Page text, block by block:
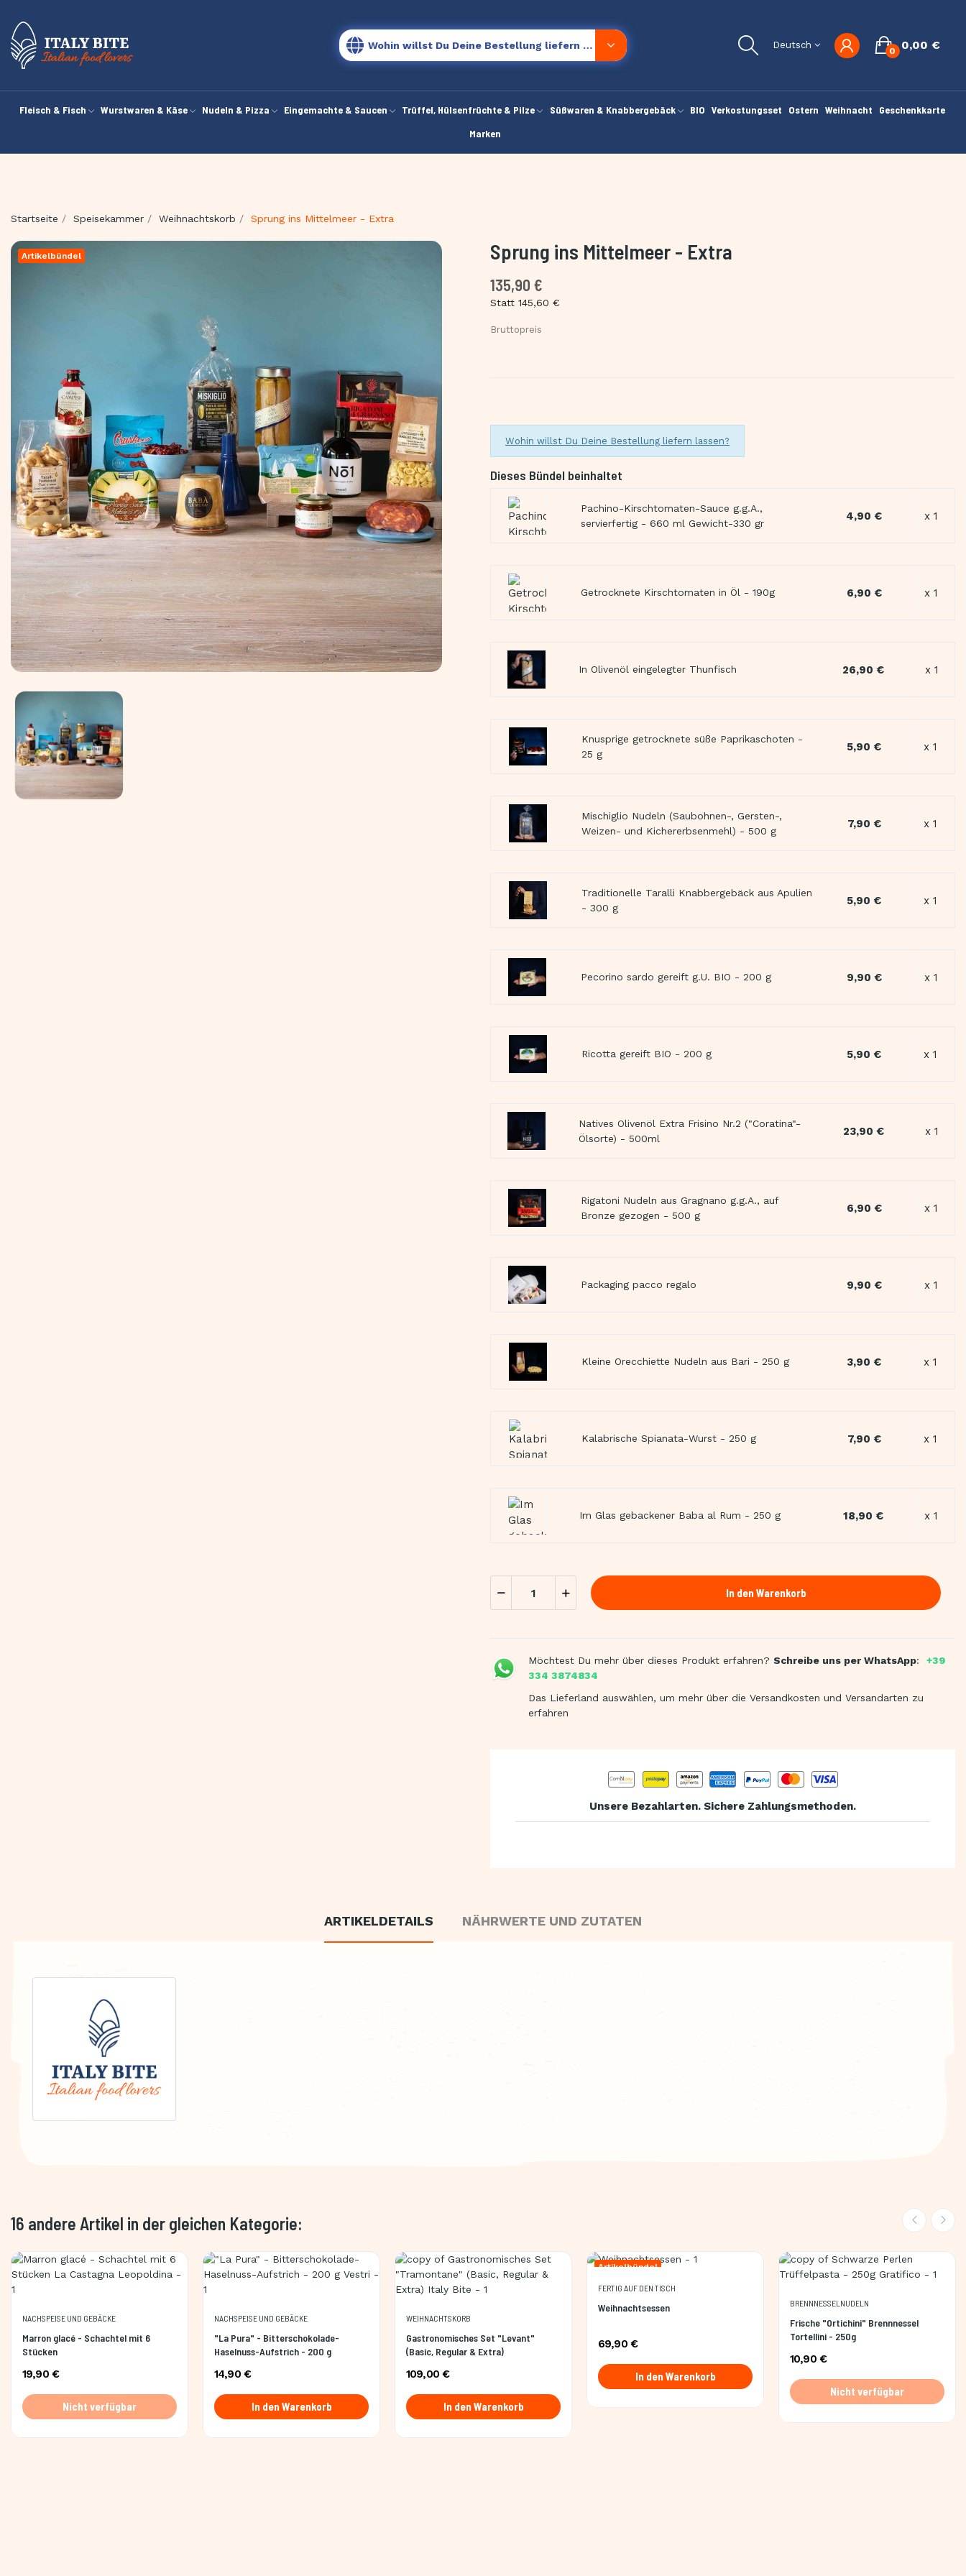
Wohin willst Du Deine Bestellung liefern lassen? Deutsch 0,00 €
0
Fleisch & Fisch Wurstwaren & Käse Nudeln & Pizza Eingemachte & Saucen Trüffel, Hülsenfrüchte & Pilze Süßwaren & Knabbergebäck BIO Verkostungsset Ostern Weihnacht
Geschenkkarte
Marken
Startseite Speisekammer Weihnachtskorb Sprung ins Mittelmeer - Extra
Artikelbündel Sprung ins Mittelmeer - Extra
135,90 €
Statt 145,60 €
Bruttopreis
Wohin willst Du Deine Bestellung liefern lassen?
Dieses Bündel beinhaltet
Pachino-Kirschtomaten-Sauce g.g.A.,
servierfertig - 660 ml Gewicht-330 gr
4,90 € x 1
Getrocknete Kirschtomaten in Öl - 190g 6,90 € x 1
In Olivenöl eingelegter Thunfisch 26,90 € x 1
Knusprige getrocknete süße Paprikaschoten -
25 g
5,90 € x 1
Mischiglio Nudeln (Saubohnen-, Gersten-,
Weizen- und Kichererbsenmehl) - 500 g
7,90 € x 1
Traditionelle Taralli Knabbergebäck aus Apulien
- 300 g
5,90 € x 1
Pecorino sardo gereift g.U. BIO - 200 g 9,90 € x 1
Ricotta gereift BIO - 200 g 5,90 € x 1
Natives Olivenöl Extra Frisino Nr.2 ("Coratina"-
Ölsorte) - 500ml
23,90 € x 1
Rigatoni Nudeln aus Gragnano g.g.A., auf
Bronze gezogen - 500 g
6,90 € x 1
Packaging pacco regalo 9,90 € x 1
Kleine Orecchiette Nudeln aus Bari - 250 g 3,90 € x 1
Kalabrische Spianata-Wurst - 250 g 7,90 € x 1
Im Glas gebackener Baba al Rum - 250 g 18,90 € x 1
In den Warenkorb
Möchtest Du mehr über dieses Produkt erfahren? Schreibe uns per WhatsApp:
+39
334 3874834
Das Lieferland auswählen, um mehr über die Versandkosten und Versandarten zu
erfahren
Unsere Bezahlarten. Sichere Zahlungsmethoden.
ARTIKELDETAILS NÄHRWERTE UND ZUTATEN
16 andere Artikel in der gleichen Kategorie:
NACHSPEISE UND GEBÄCKE
Marron glacé - Schachtel mit 6
Stücken
19,90 €
Nicht verfügbar
NACHSPEISE UND GEBÄCKE
"La Pura" - Bitterschokolade-
Haselnuss-Aufstrich - 200 g
14,90 €
In den Warenkorb
WEIHNACHTSKORB
Gastronomisches Set "Levant"
(Basic, Regular & Extra)
109,00 €
In den Warenkorb
Artikelbündel
FERTIG AUF DEN TISCH
Weihnachtsessen
69,90 €
In den Warenkorb
BRENNNESSELNUDELN
Frische "Ortichini" Brennnessel
Tortellini - 250g
10,90 €
Nicht verfügbar